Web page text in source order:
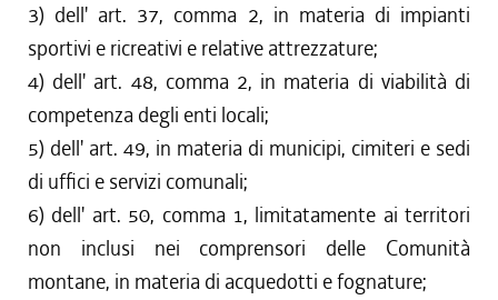
3) dell' art. 37, comma 2, in materia di impianti
sportivi e ricreativi e relative attrezzature;
4) dell' art. 48, comma 2, in materia di viabilità di
competenza degli enti locali;
5) dell' art. 49, in materia di municipi, cimiteri e sedi
di uffici e servizi comunali;
6) dell' art. 50, comma 1, limitatamente ai territori
non inclusi nei comprensori delle Comunità
montane, in materia di acquedotti e fognature;